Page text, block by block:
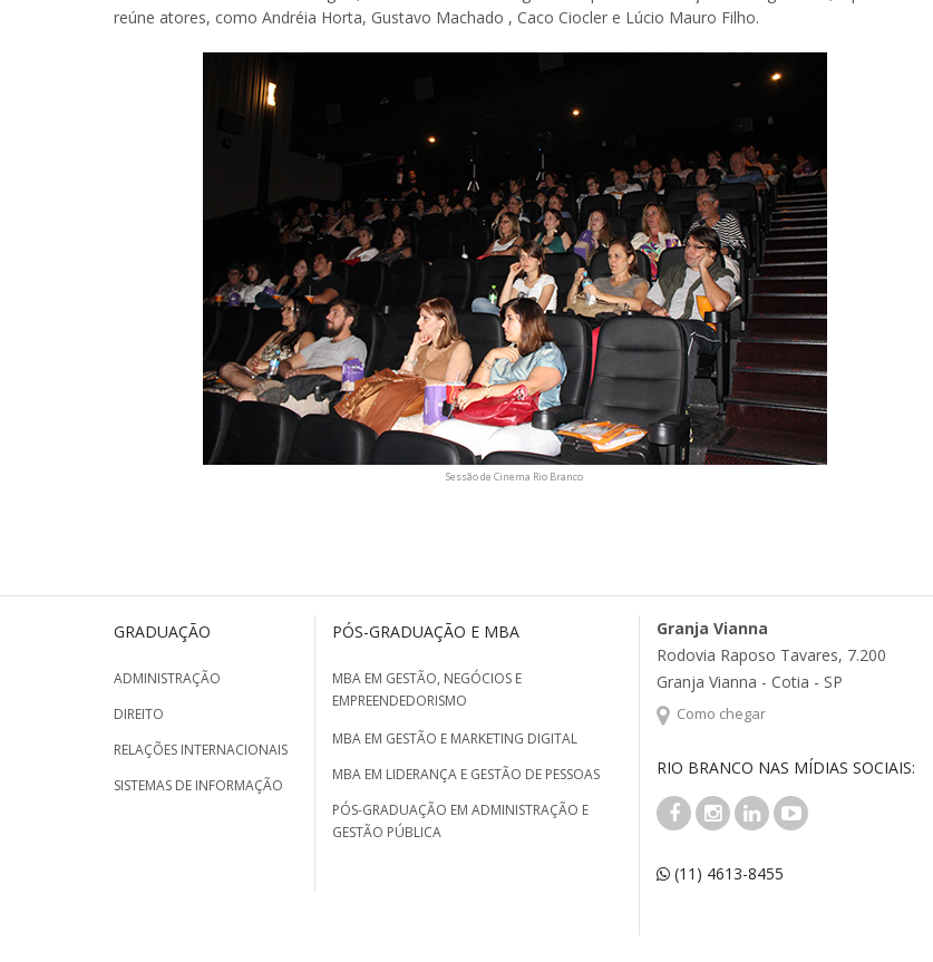
reúne atores, como Andréia Horta, Gustavo Machado , Caco Ciocler e Lúcio Mauro Filho.
Sessão de Cinema Rio Branco
GRADUAÇÃO
ADMINISTRAÇÃO
DIREITO
RELAÇÕES INTERNACIONAIS
SISTEMAS DE INFORMAÇÃO
PÓS-GRADUAÇÃO E MBA
MBA EM GESTÃO, NEGÓCIOS E
EMPREENDEDORISMO
MBA EM GESTÃO E MARKETING DIGITAL
MBA EM LIDERANÇA E GESTÃO DE PESSOAS
PÓS-GRADUAÇÃO EM ADMINISTRAÇÃO E
GESTÃO PÚBLICA
Granja Vianna
Rodovia Raposo Tavares, 7.200
Granja Vianna - Cotia - SP
Como chegar
RIO BRANCO NAS MÍDIAS SOCIAIS:
(11) 4613-8455